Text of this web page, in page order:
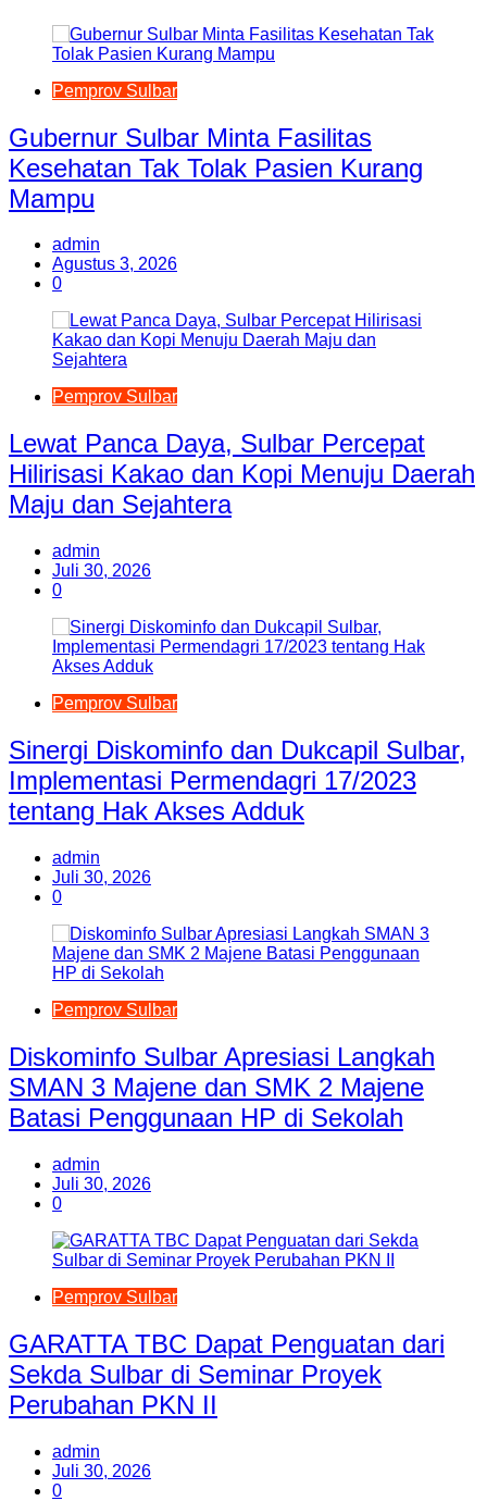
Pemprov Sulbar
Gubernur Sulbar Minta Fasilitas
Kesehatan Tak Tolak Pasien Kurang
Mampu
admin
Agustus 3, 2026
0
Pemprov Sulbar
Lewat Panca Daya, Sulbar Percepat
Hilirisasi Kakao dan Kopi Menuju Daerah
Maju dan Sejahtera
admin
Juli 30, 2026
0
Pemprov Sulbar
Sinergi Diskominfo dan Dukcapil Sulbar,
Implementasi Permendagri 17/2023
tentang Hak Akses Adduk
admin
Juli 30, 2026
0
Pemprov Sulbar
Diskominfo Sulbar Apresiasi Langkah
SMAN 3 Majene dan SMK 2 Majene
Batasi Penggunaan HP di Sekolah
admin
Juli 30, 2026
0
Pemprov Sulbar
GARATTA TBC Dapat Penguatan dari
Sekda Sulbar di Seminar Proyek
Perubahan PKN II
admin
Juli 30, 2026
0